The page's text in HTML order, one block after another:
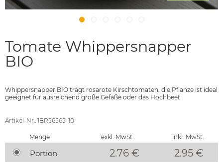
Tomate Whippersnapper
BIO
Whippersnapper BIO trägt rosarote Kirschtomaten, die Pflanze ist ideal
geeignet für ausreichend große Gefäße oder das Hochbeet
Artikel-Nr.: 1BR56565-10
Menge exkl. MwSt. inkl. MwSt.
Portion 2.76 € 2.95 €